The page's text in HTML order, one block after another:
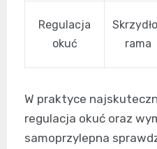
Regulacja
okuć
rama
W praktyce
regulacja okuć oraz
samoprzylepna